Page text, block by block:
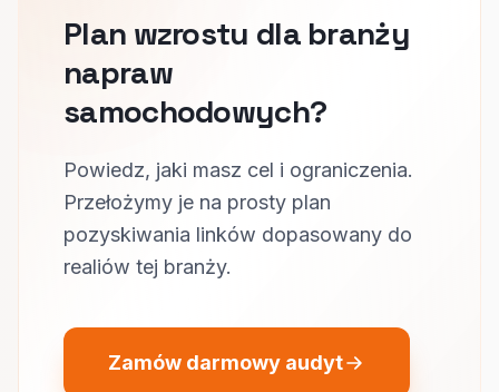
Plan wzrostu dla branży
napraw
samochodowych?
Powiedz, jaki masz cel i ograniczenia.
Przełożymy je na prosty plan
pozyskiwania linków dopasowany do
realiów tej branży.
Zamów darmowy audyt